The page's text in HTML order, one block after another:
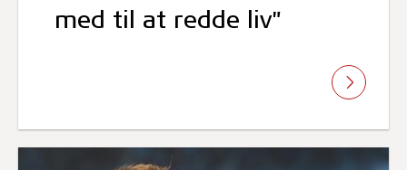
med til at redde liv"